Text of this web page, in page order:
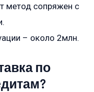
метод сопряжен с
– около 2млн.
по